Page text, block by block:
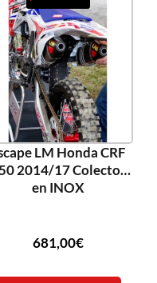
LM Honda CRF
2014/17 Colector
en INOX
681,00€